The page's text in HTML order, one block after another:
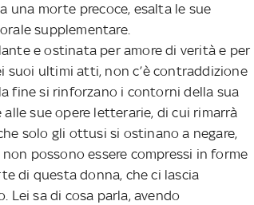
una morte precoce, esalta le sue
supplementare.
e ostinata per amore di verità e per
suoi ultimi atti, non c’è contraddizione
fine si rinforzano i contorni della sua
sue opere letterarie, di cui rimarrà
solo gli ottusi si ostinano a negare,
possono essere compressi in forme
di questa donna, che ci lascia
Lei sa di cosa parla, avendo